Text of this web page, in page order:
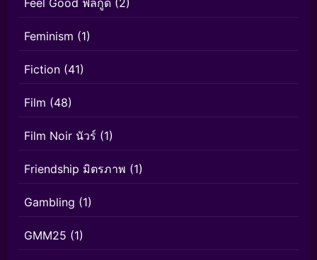
Feminism (1)
Fiction (41)
Film (48)
Film Noir นัวร์ (1)
Friendship มิตรภาพ (1)
Gambling (1)
GMM25 (1)